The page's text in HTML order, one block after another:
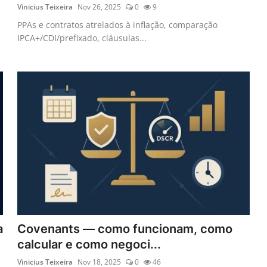
Vinicius Teixeira Nov 26, 2025 0 9
PPAs e contratos atrelados à inflação, comparação
IPCA+/CDI/prefixado, cláusulas...
Covenants — como funcionam, como
calcular e como negoci...
Vinicius Teixeira Nov 18, 2025 0 46